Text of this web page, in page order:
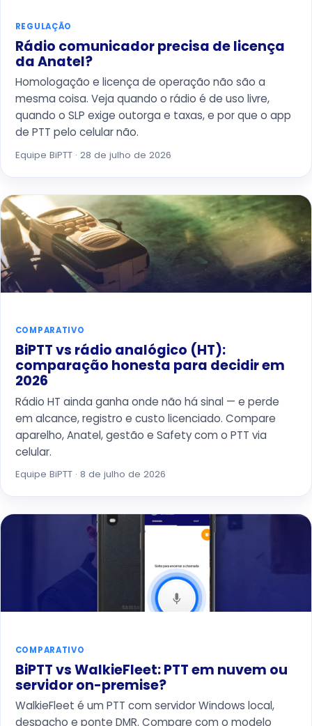
REGULAÇÃO
Rádio comunicador precisa de licença
da Anatel?
Homologação e licença de operação não são a
mesma coisa. Veja quando o rádio é de uso livre,
quando o SLP exige outorga e taxas, e por que o app
de PTT pelo celular não.
Equipe BiPTT · 28 de julho de 2026
COMPARATIVO
BiPTT vs rádio analógico (HT):
comparação honesta para decidir em
2026
Rádio HT ainda ganha onde não há sinal — e perde
em alcance, registro e custo licenciado. Compare
aparelho, Anatel, gestão e Safety com o PTT via
celular.
Equipe BiPTT · 8 de julho de 2026
COMPARATIVO
BiPTT vs WalkieFleet: PTT em nuvem ou
servidor on-premise?
WalkieFleet é um PTT com servidor Windows local,
despacho e ponte DMR. Compare com o modelo